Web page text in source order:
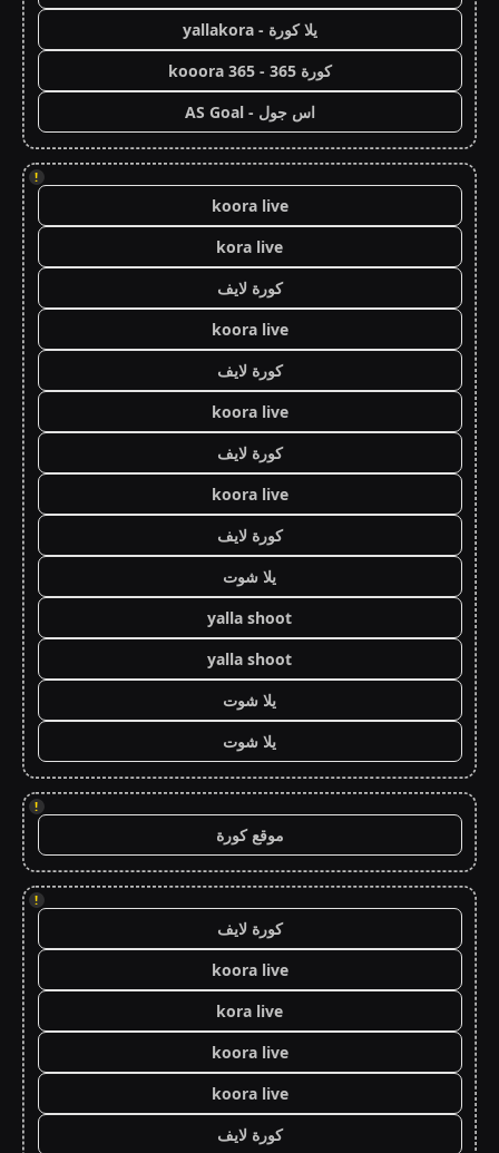
يلا كورة - yallakora
كورة 365 - kooora 365
اس جول - AS Goal
!
koora live
kora live
كورة لايف
koora live
كورة لايف
koora live
كورة لايف
koora live
كورة لايف
يلا شوت
yalla shoot
yalla shoot
يلا شوت
يلا شوت
!
موقع كورة
!
كورة لايف
koora live
kora live
koora live
koora live
كورة لايف